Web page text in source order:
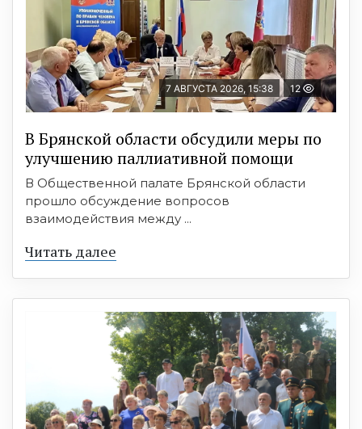
7 АВГУСТА 2026, 15:38 12
В Брянской области обсудили меры по
улучшению паллиативной помощи
В Общественной палате Брянской области
прошло обсуждение вопросов
взаимодействия между ...
Читать далее